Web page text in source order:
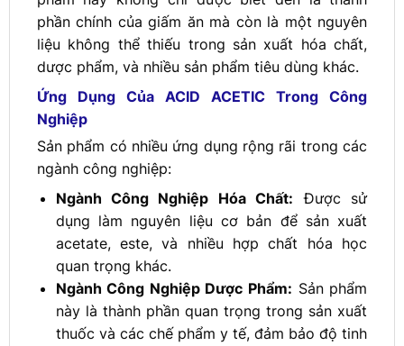
phần chính của giấm ăn mà còn là một nguyên
liệu không thể thiếu trong sản xuất hóa chất,
dược phẩm, và nhiều sản phẩm tiêu dùng khác.
Ứng Dụng Của ACID ACETIC Trong Công
Nghiệp
Sản phẩm có nhiều ứng dụng rộng rãi trong các
ngành công nghiệp:
Ngành Công Nghiệp Hóa Chất: Được sử
dụng làm nguyên liệu cơ bản để sản xuất
acetate, este, và nhiều hợp chất hóa học
quan trọng khác.
Ngành Công Nghiệp Dược Phẩm: Sản phẩm
này là thành phần quan trọng trong sản xuất
thuốc và các chế phẩm y tế, đảm bảo độ tinh